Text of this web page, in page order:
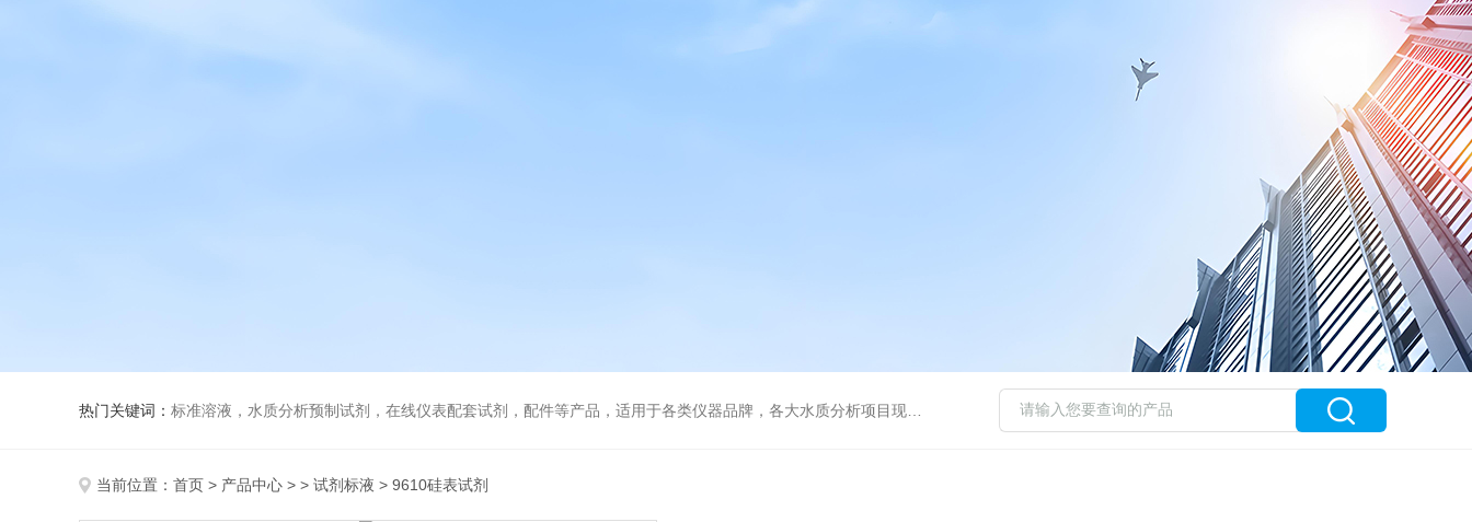
热门关键词： 标准溶液，水质分析预制试剂，在线仪表配套试剂，配件等产品，适用于各类仪器品牌，各大水质分析项目现场及实验室
当前位置： 首页 > 产品中心 > > 试剂标液 > 9610硅表试剂